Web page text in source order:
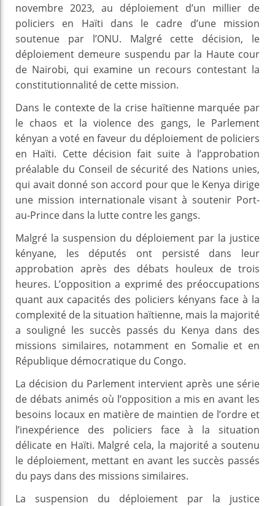
novembre 2023, au déploiement d’un millier de
policiers en Haïti dans le cadre d’une mission
soutenue par l’ONU. Malgré cette décision, le
déploiement demeure suspendu par la Haute cour
de Nairobi, qui examine un recours contestant la
constitutionnalité de cette mission.
Dans le contexte de la crise haïtienne marquée par
le chaos et la violence des gangs, le Parlement
kényan a voté en faveur du déploiement de policiers
en Haïti. Cette décision fait suite à l’approbation
préalable du Conseil de sécurité des Nations unies,
qui avait donné son accord pour que le Kenya dirige
une mission internationale visant à soutenir Port-
au-Prince dans la lutte contre les gangs.
Malgré la suspension du déploiement par la justice
kényane, les députés ont persisté dans leur
approbation après des débats houleux de trois
heures. L’opposition a exprimé des préoccupations
quant aux capacités des policiers kényans face à la
complexité de la situation haïtienne, mais la majorité
a souligné les succès passés du Kenya dans des
missions similaires, notamment en Somalie et en
République démocratique du Congo.
La décision du Parlement intervient après une série
de débats animés où l’opposition a mis en avant les
besoins locaux en matière de maintien de l’ordre et
l’inexpérience des policiers face à la situation
délicate en Haïti. Malgré cela, la majorité a soutenu
le déploiement, mettant en avant les succès passés
du pays dans des missions similaires.
La suspension du déploiement par la justice